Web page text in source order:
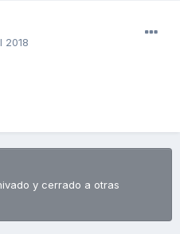
2018
y cerrado a otras